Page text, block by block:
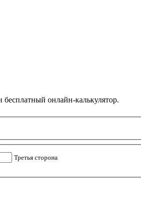
онлайн-калькулятор.
Третья сторона